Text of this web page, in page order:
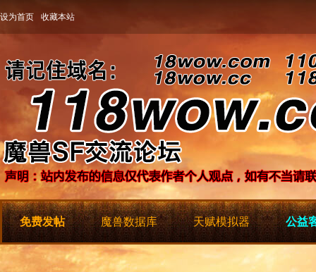
设为首页 收藏本站
免费发帖 魔兽数据库 天赋模拟器 公益